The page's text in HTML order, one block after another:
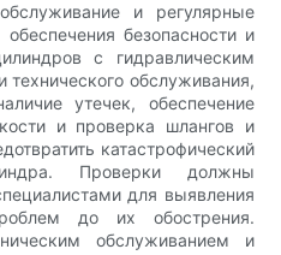
и регулярные
безопасности и
с гидравлическим
обслуживания,
утечек, обеспечение
и проверка шлангов и
катастрофический
Проверки должны
для выявления
до их обострения.
обслуживанием и